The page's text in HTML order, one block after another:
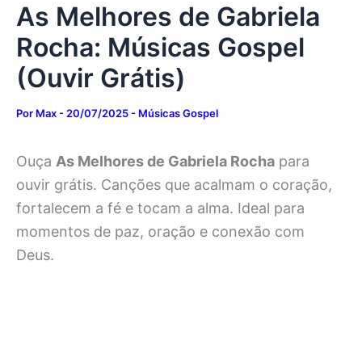
As Melhores de Gabriela
Rocha: Músicas Gospel
(Ouvir Grátis)
Por Max- 20/07/2025- Músicas Gospel
Ouça As Melhores de Gabriela Rocha para
ouvir grátis. Canções que acalmam o coração,
fortalecem a fé e tocam a alma. Ideal para
momentos de paz, oração e conexão com
Deus.